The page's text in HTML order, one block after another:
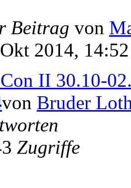
Beitrag von
2014, 14:52
II 30.10-
von Bruder
Zugriffe